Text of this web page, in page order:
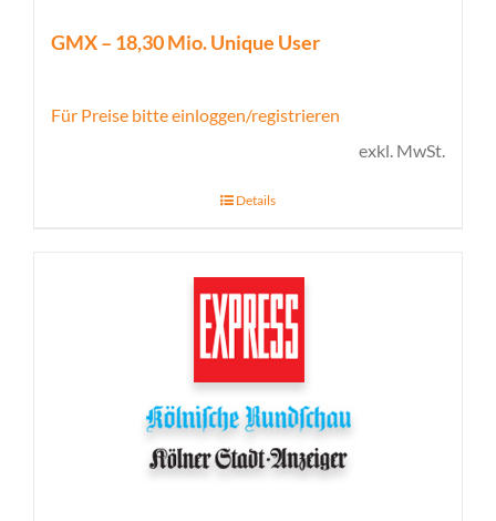
GMX – 18,30 Mio. Unique User
Für Preise bitte einloggen/registrieren
exkl. MwSt.
Details